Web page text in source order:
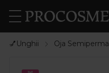
💅Unghii Oja